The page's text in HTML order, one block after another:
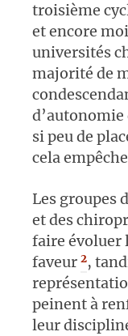
troisième
et encore
universités
majorité de
d’autonomie
si peu de
cela
Les groupes
et des
faire évoluer
faveur 2,
peinent à
leur